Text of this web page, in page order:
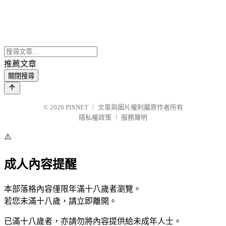
推薦文章
關閉搜尋
© 2026 PIXNET
文章與圖片權利屬原作者所有
隱私權政策
服務聲明
⚠️
成人內容提醒
本部落格內容僅限年滿十八歲者瀏覽。
若您未滿十八歲，請立即離開。
已滿十八歲者，亦請勿將內容提供給未成年人士。